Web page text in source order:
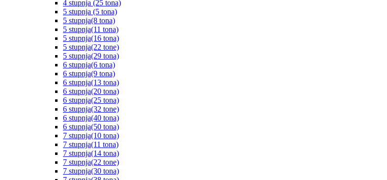
4 stupnja (25 tona)
5 stupnja (5 tona)
5 stupnja(8 tona)
5 stupnja(11 tona)
5 stupnja(16 tona)
5 stupnja(22 tone)
5 stupnja(29 tona)
6 stupnja(6 tona)
6 stupnja(9 tona)
6 stupnja(13 tona)
6 stupnja(20 tona)
6 stupnja(25 tona)
6 stupnja(32 tone)
6 stupnja(40 tona)
6 stupnja(50 tona)
7 stupnja(10 tona)
7 stupnja(11 tona)
7 stupnja(14 tona)
7 stupnja(22 tone)
7 stupnja(30 tona)